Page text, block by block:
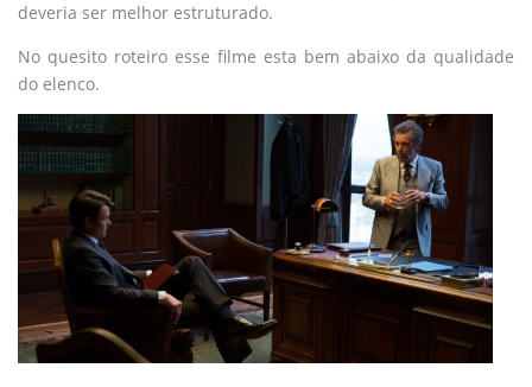
deveria ser melhor estruturado.
No quesito roteiro esse filme esta bem abaixo da qualidade
do elenco.